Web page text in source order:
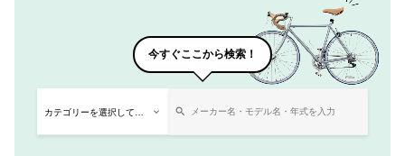
今すぐここから検索！